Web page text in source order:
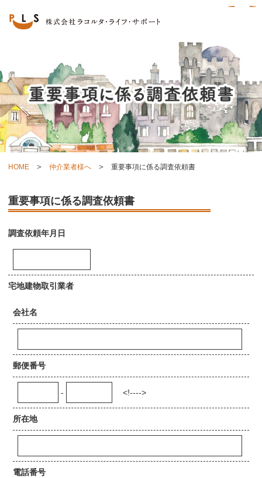
HOME 仲介業者様へ 重要事項に係る調査依頼書
重要事項に係る調査依頼書
調査依頼年月日
宅地建物取引業者
会社名
郵便番号
- <!---->
所在地
電話番号